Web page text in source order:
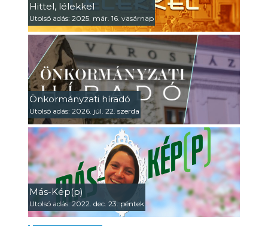
Hittel, lélekkel
Utolsó adás: 2025. már. 16. vasárnap
Önkormányzati híradó
Utolsó adás: 2026. júl. 22. szerda
Más-Kép(p)
Utolsó adás: 2022. dec. 23. péntek